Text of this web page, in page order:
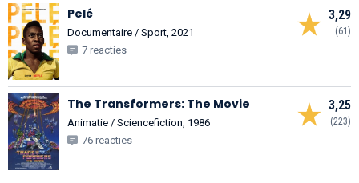
3,29
(61)
Pelé
Documentaire / Sport, 2021
7 reacties
3,25
(223)
The Transformers: The Movie
Animatie / Sciencefiction, 1986
76 reacties